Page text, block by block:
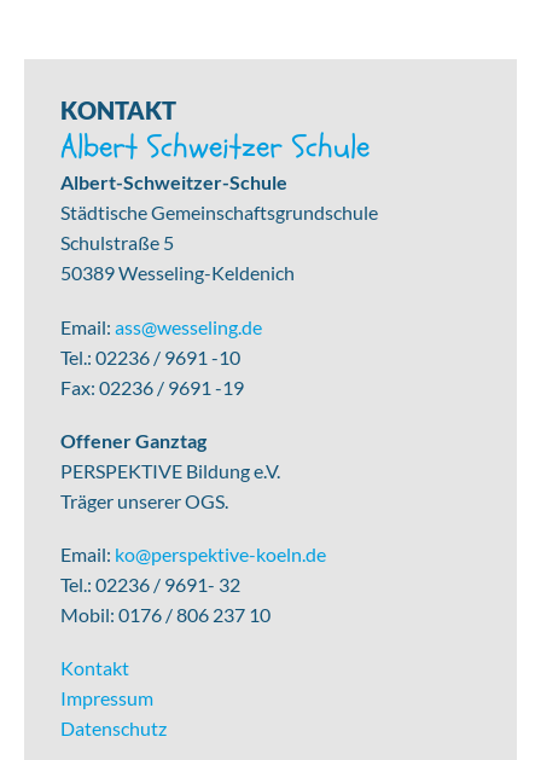
KONTAKT
Albert Schweitzer Schule
Albert-Schweitzer-Schule
Städtische Gemeinschaftsgrundschule
Schulstraße 5
50389 Wesseling-Keldenich
Email: ass@wesseling.de
Tel.: 02236 / 9691 -10
Fax: 02236 / 9691 -19
Offener Ganztag
PERSPEKTIVE Bildung e.V.
Träger unserer OGS.
Email: ko@perspektive-koeln.de
Tel.: 02236 / 9691- 32
Mobil: 0176 / 806 237 10
Kontakt
Impressum
Datenschutz